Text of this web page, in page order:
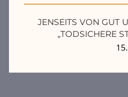
JENSEITS VON GUT
„TODSICHERE